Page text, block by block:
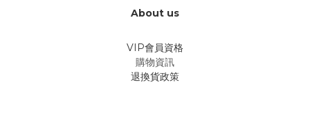
About us
VIP會員資格
購物資訊
退換貨政策